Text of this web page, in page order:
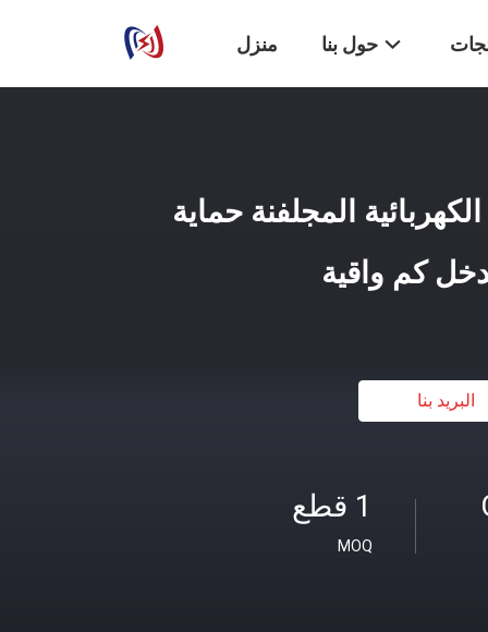
منزل حول بنا
المجلفنة حماية
كم واقية
البريد بنا
1 قطع
MOQ